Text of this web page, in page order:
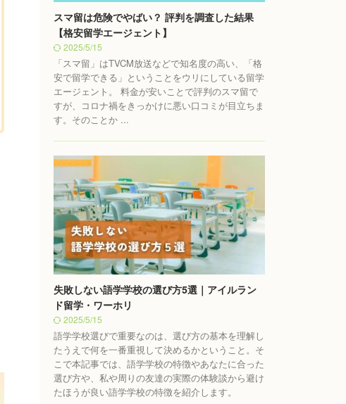
スマ留は危険でやばい？ 評判を調査した結果
【格安留学エージェント】
2025/5/15
「スマ留」はTVCM放送などで知名度の高い、「格
安で留学できる」ということをウリにしている留学
エージェント。 料金が安いことで評判のスマ留で
すが、コロナ禍をきっかけに悪い口コミが目立ちま
す。そのことか ...
失敗しない語学学校の選び方5選｜アイルラン
ド留学・ワーホリ
2025/5/15
語学学校選びで重要なのは、選び方の基本を理解し
たうえで何を一番重視して決めるかということ。そ
こで本記事では、語学学校の特徴やあなたに合った
選び方や、私や周りの友達の実際の体験談から避け
たほうが良い語学学校の特徴を紹介します。